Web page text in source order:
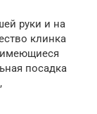
руки и на
клинка
имеющиеся
посадка